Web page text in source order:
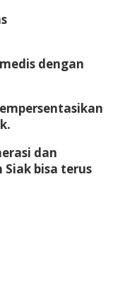
dengan
dan
Siak bisa terus